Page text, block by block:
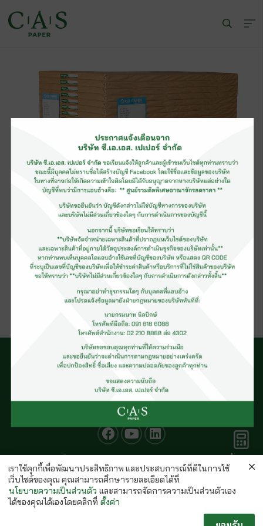
© CAS PAPER All rights Reserved
นโยบายคุ้มครองข้อมูลส่วนบุคคลของ (C.A.S. Privacy Policy)
พนักงานบริษัท
คำนวณ
กระดาษ
เราใช้คุกกี้เพื่อพัฒนาประสิทธิภาพ และประสบการณ์ที่ดีในการใช้
เว็บไซต์ของคุณ คุณสามารถศึกษารายละเอียดได้ที่
นโยบายความเป็นส่วนตัว และสามารถจัดการความเป็นส่วนตัวเอง
ได้ของคุณได้เองโดยคลิกที่ ตั้งค่า